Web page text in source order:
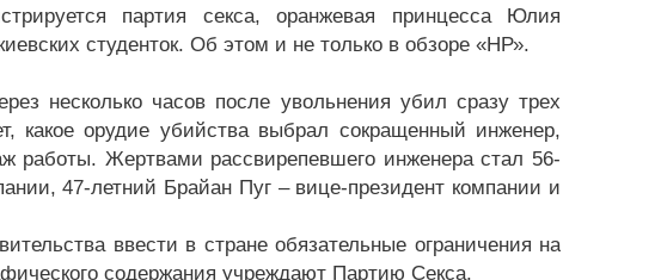
партия секса, оранжевая принцесса Юлия
студенток. Об этом и не только в обзоре «НР».
несколько часов после увольнения убил сразу трех
какое орудие убийства выбрал сокращенный инженер,
работы. Жертвами рассвирепевшего инженера стал 56-
47-летний Брайан Пуг – вице-президент компании и
ввести в стране обязательные ограничения на
содержания учреждают Партию Секса.